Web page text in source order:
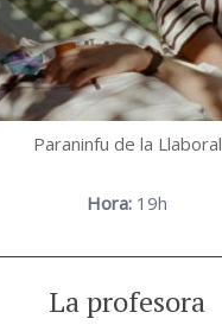
Paraninfu de la Llaboral
Hora: 19h
La profesora